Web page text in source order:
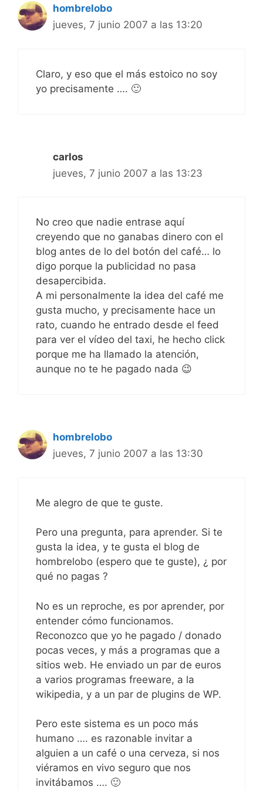
hombrelobo
jueves, 7 junio 2007 a las 13:20
Claro, y eso que el más estoico no soy
yo precisamente …. 🙂
carlos
jueves, 7 junio 2007 a las 13:23
No creo que nadie entrase aquí
creyendo que no ganabas dinero con el
blog antes de lo del botón del café… lo
digo porque la publicidad no pasa
desapercibida.
A mi personalmente la idea del café me
gusta mucho, y precisamente hace un
rato, cuando he entrado desde el feed
para ver el vídeo del taxi, he hecho click
porque me ha llamado la atención,
aunque no te he pagado nada 😉
hombrelobo
jueves, 7 junio 2007 a las 13:30
Me alegro de que te guste.
Pero una pregunta, para aprender. Si te
gusta la idea, y te gusta el blog de
hombrelobo (espero que te guste), ¿ por
qué no pagas ?
No es un reproche, es por aprender, por
entender cómo funcionamos.
Reconozco que yo he pagado / donado
pocas veces, y más a programas que a
sitios web. He enviado un par de euros
a varios programas freeware, a la
wikipedia, y a un par de plugins de WP.
Pero este sistema es un poco más
humano …. es razonable invitar a
alguien a un café o una cerveza, si nos
viéramos en vivo seguro que nos
invitábamos …. 🙂